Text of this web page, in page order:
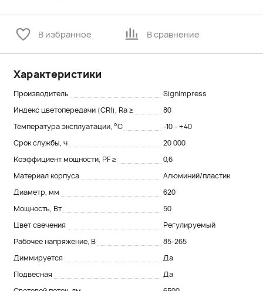
В избранное В сравнение
Характеристики
Производитель
SignImpress
Индекс цветопередачи (CRI), Ra ≥
80
Температура эксплуатации, °С
-10 - +40
Срок службы, ч
20 000
Коэффициент мощности, PF ≥
0,6
Материал корпуса
Алюминий/пластик
Диаметр, мм
620
Мощность, Вт
50
Цвет свечения
Регулируемый
Рабочее напряжение, В
85-265
Диммируется
Да
Подвесная
Да